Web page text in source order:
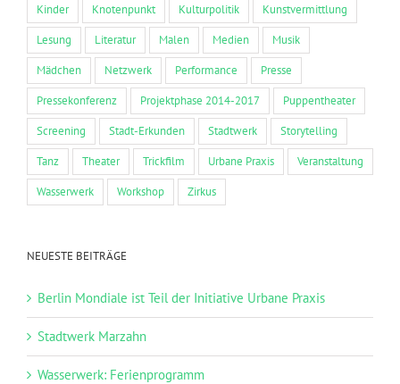
Kinder
Knotenpunkt Kulturpolitik
Kunstvermittlung
Lesung
Literatur Malen Medien
Musik
Mädchen
Netzwerk Performance
Presse
Pressekonferenz
Projektphase 2014-2017
Puppentheater
Screening
Stadt-Erkunden Stadtwerk
Storytelling
Tanz
Theater Trickfilm Urbane Praxis
Veranstaltung
Wasserwerk
Workshop Zirkus
NEUESTE BEITRÄGE
Berlin Mondiale ist Teil der Initiative Urbane Praxis
Stadtwerk Marzahn
Wasserwerk: Ferienprogramm